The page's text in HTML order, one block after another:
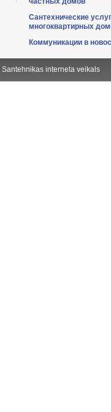
Сантехнические
многоквартирных
Коммуникации в
Santehnikas interneta veikals